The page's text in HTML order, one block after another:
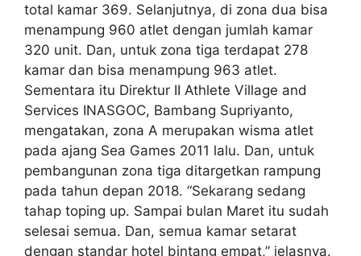
total kamar 369. Selanjutnya, di zona dua bisa
menampung 960 atlet dengan jumlah kamar
320 unit. Dan, untuk zona tiga terdapat 278
kamar dan bisa menampung 963 atlet.
Sementara itu Direktur II Athlete Village and
Services INASGOC, Bambang Supriyanto,
mengatakan, zona A merupakan wisma atlet
pada ajang Sea Games 2011 lalu. Dan, untuk
pembangunan zona tiga ditargetkan rampung
pada tahun depan 2018. “Sekarang sedang
tahap toping up. Sampai bulan Maret itu sudah
selesai semua. Dan, semua kamar setarat
dengan standar hotel bintang empat,” jelasnya.